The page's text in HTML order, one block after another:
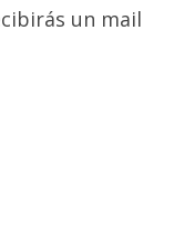
un mail